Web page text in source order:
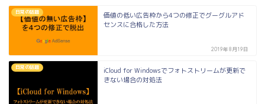
日常の話題
価値の低い広告枠から4つの修正でグーグルアド
センスに合格した方法
2019年8月19日
日常の話題
iCloud for Windowsでフォトストリームが更新で
きない場合の対処法